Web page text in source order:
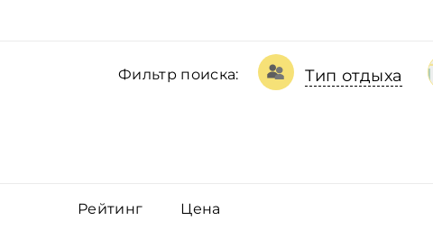
Фильтр поиска: Тип отдыха
Рейтинг Цена